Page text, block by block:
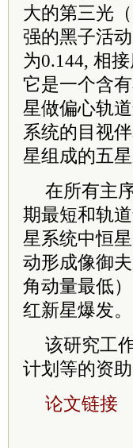
大的第三光
强的黑子活
为0.144, 相
它是一个含
星做偏心轨
系统的目视
星组成的五
在所有主
期最短和轨
星系统中恒
动形成像御
角动量最低
红新星爆发。
该研究工
计划等的资助
论文链接